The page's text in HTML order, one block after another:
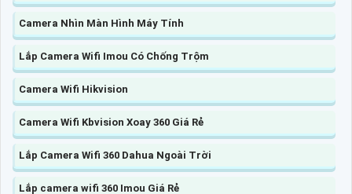
Camera Nhìn Màn Hình Máy Tính
Lắp Camera Wifi Imou Có Chống Trộm
Camera Wifi Hikvision
Camera Wifi Kbvision Xoay 360 Giá Rẻ
Lắp Camera Wifi 360 Dahua Ngoài Trời
Lắp camera wifi 360 Imou Giá Rẻ